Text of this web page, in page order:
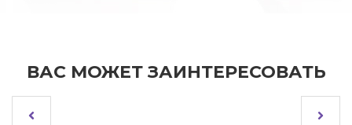
ВАС МОЖЕТ ЗАИНТЕРЕСОВАТЬ